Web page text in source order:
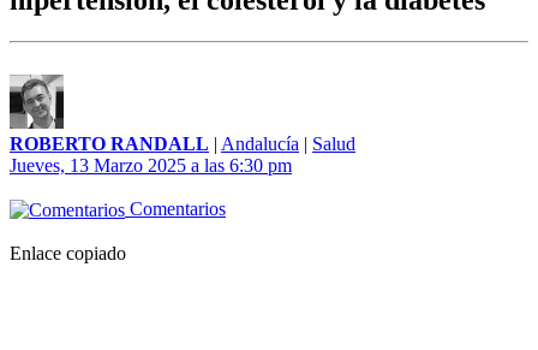
ROBERTO RANDALL | Andalucía | Salud
Jueves, 13 Marzo 2025 a las 6:30 pm
Comentarios
Enlace copiado